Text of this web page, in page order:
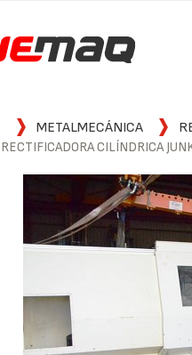
METALMECÁNICA
RECTIFICADORA CILÍNDRICA